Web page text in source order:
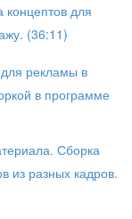
для
(36:11)
рекламы в
в программе
Сборка
из разных кадров.